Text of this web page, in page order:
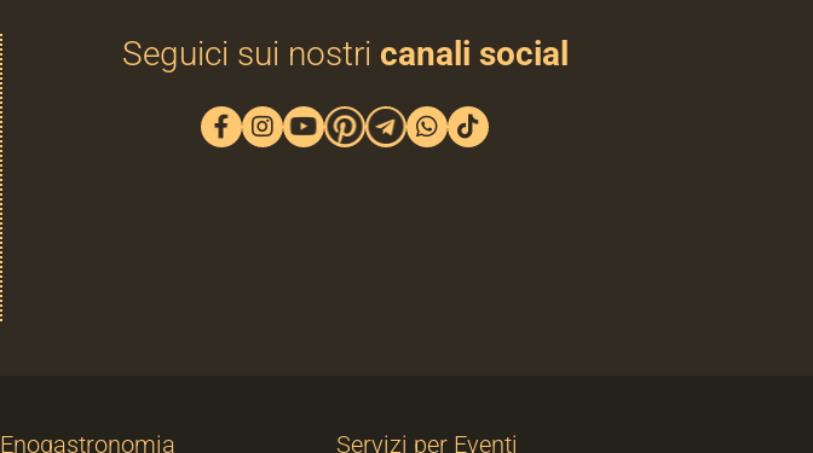
Seguici sui nostri canali social
Enogastronomia Servizi per Eventi